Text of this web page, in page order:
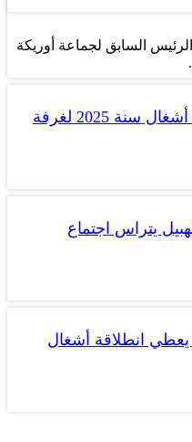
السابق لجماعة أوريكة
بالڤيديو.. بن خالد يبرز حصيلة أشغال سنة 2025 لغرفة
يتراس اجتماع
يعطي انطلاقة أشغال